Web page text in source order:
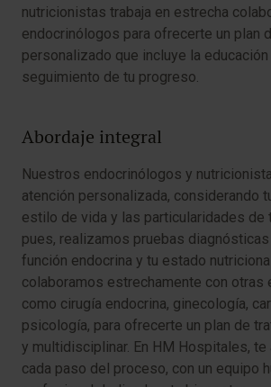
nutricionistas trabaja en estrecha
endocrinólogos para ofrecerte un plan
personalizado que incluye la
seguimiento de tu progreso.
Abordaje integral
Nuestros endocrinólogos y
atención personalizada, considerando
estilo de vida y las particularidades de
pues, realizamos pruebas diagnósticas
función endocrina y tu estado
colaboramos estrechamente con otras
como cirugía endocrina, ginecología,
psicología, para ofrecerte un plan de
y multidisciplinar. En HM Hospitales, te
cada paso del proceso, con un equipo